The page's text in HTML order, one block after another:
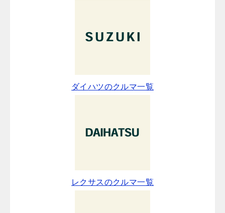
ダイハツのクルマ一覧
レクサスのクルマ一覧